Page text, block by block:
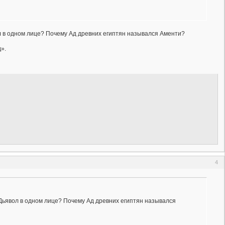
в одном лице? Почему Ад древних египтян назывался Аменти?
4
в одном лице? Почему Ад древних египтян назывался